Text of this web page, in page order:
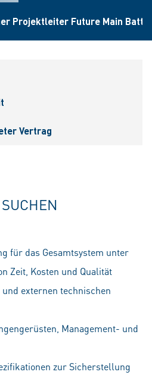
Projektleiter Future Main
Vertrag
für das Gesamtsystem unter
Zeit, Kosten und Qualität
externen technischen
Management- und
zur Sicherstellung